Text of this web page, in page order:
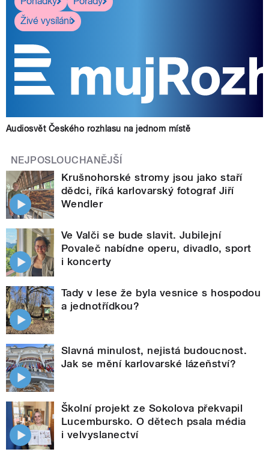
Živé vysílání
Audiosvět Českého rozhlasu na jednom místě
NEJPOSLOUCHANĚJŠÍ
Krušnohorské stromy jsou jako staří
dědci, říká karlovarský fotograf Jiří
Wendler
Ve Valči se bude slavit. Jubilejní
Povaleč nabídne operu, divadlo, sport
i koncerty
Tady v lese že byla vesnice s hospodou
a jednotřídkou?
Slavná minulost, nejistá budoucnost.
Jak se mění karlovarské lázeňství?
Školní projekt ze Sokolova překvapil
Lucembursko. O dětech psala média
i velvyslanectví